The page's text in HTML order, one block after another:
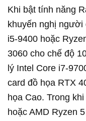
Khi bật tính năng
khuyến nghị
i5-9400 hoặc
3060 cho chế độ
lý Intel Core i7-
card đồ họa RTX
họa Cao. Trong
hoặc AMD Ryzen